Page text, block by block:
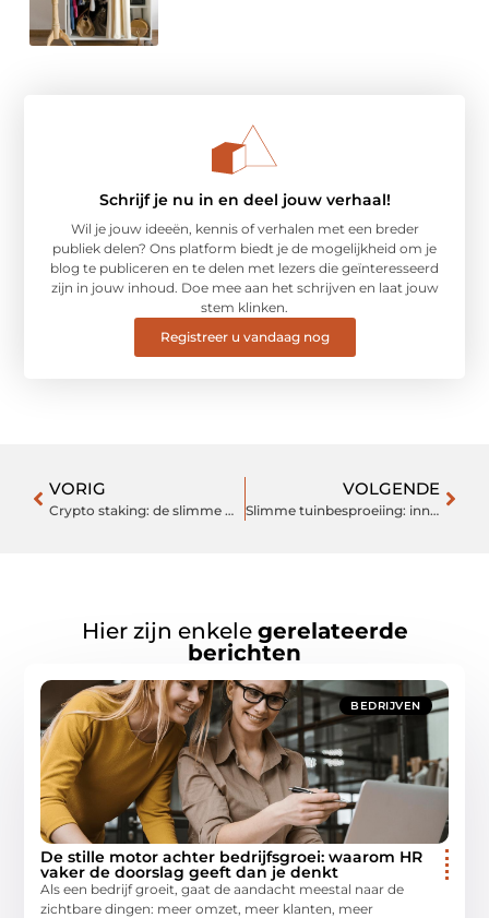
Schrijf je nu in en deel jouw verhaal!
Wil je jouw ideeën, kennis of verhalen met een breder
publiek delen? Ons platform biedt je de mogelijkheid om je
blog te publiceren en te delen met lezers die geïnteresseerd
zijn in jouw inhoud. Doe mee aan het schrijven en laat jouw
stem klinken.
Registreer u vandaag nog
VORIG
Crypto staking: de slimme manier om passief inkomen te genereren
VOLGENDE
Slimme tuinbesproeiing: innovatieve oplossingen voor klussers
Hier zijn enkele gerelateerde
berichten
BEDRIJVEN
De stille motor achter bedrijfsgroei: waarom HR
vaker de doorslag geeft dan je denkt
Als een bedrijf groeit, gaat de aandacht meestal naar de
zichtbare dingen: meer omzet, meer klanten, meer